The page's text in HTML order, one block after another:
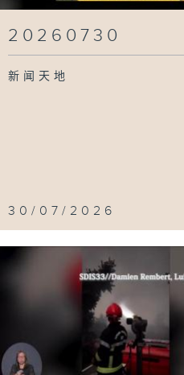
20260730
新闻天地
30/07/2026